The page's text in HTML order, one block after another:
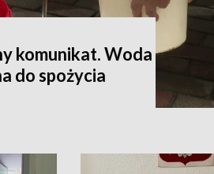
komunikat. Woda
do spożycia